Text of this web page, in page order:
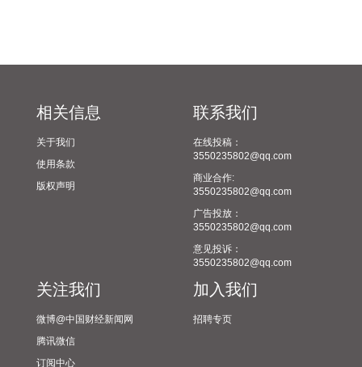
动应急响应，坚持超前预想、主动避险，动态调整列车开行方
力确保铁路运输安全和旅客出行安全。铁路部门将密切关注台
整列车开行方案，保障旅客安全出行需要。
2026-08-09 17:39:13
益生股份在机构调研时表示，从供给端看，2025年我国祖代白
羽肉鸡全年进口量同比下降超过10%，叠加2026年1—5月国内
引种再度中断，祖代种鸡的减少将影响14个月以后商品代鸡苗
的供给，预计未来优质商品代鸡苗供给偏紧，市场价格行情向
好；从需求端看，下游屠宰与养殖环节持续扩产，行业产能扩
相关信息
关于我们
使用条款
版权声明
联系我们
在线投稿：
3550235802@qq.com
商业合作:
3550235802@qq.com
广告投放：
3550235802@qq.com
意见投诉：
3550235802@qq.com
关注我们
微博@中国财经新闻网
腾讯微信
订阅中心
加入我们
招聘专页